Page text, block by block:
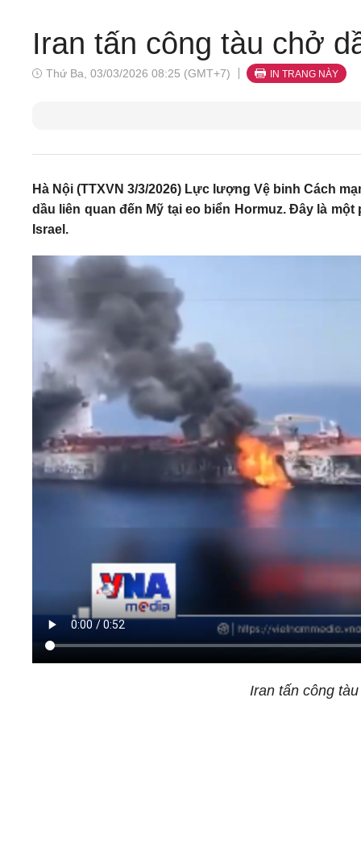
Iran tấn công tàu chở
Thứ Ba, 03/03/2026 08:25 (GMT+7) IN TRANG NÀY
Hà Nội (TTXVN 3/3/2026) Lực lượng Vệ binh Cách
dầu liên quan đến Mỹ tại eo biển Hormuz. Đây là
Israel.
Iran tấn công